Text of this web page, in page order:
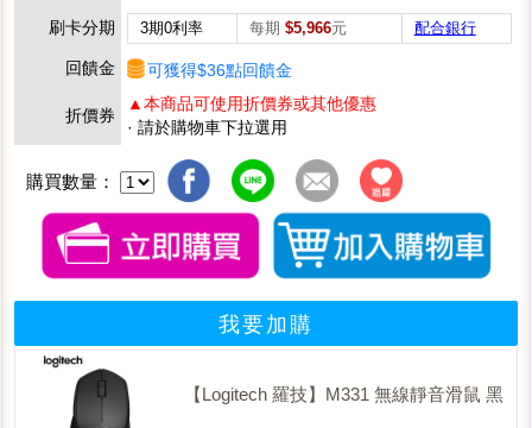
刷卡分期
3期0利率 每期 $5,966元 配合銀行
回饋金 可獲得$36點回饋金
折價券
▲本商品可使用折價券或其他優惠
· 請於購物車下拉選用
購買數量：
我要加購
【Logitech 羅技】M331 無線靜音滑鼠 黑